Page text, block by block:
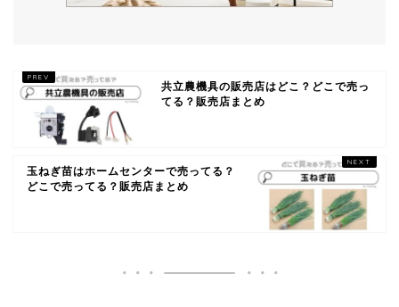
共立農機具の販売店はどこ？どこで売っ
てる？販売店まとめ
玉ねぎ苗はホームセンターで売ってる？
どこで売ってる？販売店まとめ